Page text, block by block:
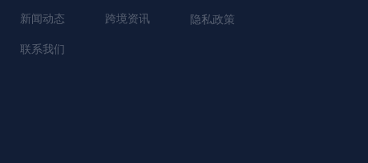
新闻动态
联系我们
跨境资讯 隐私政策